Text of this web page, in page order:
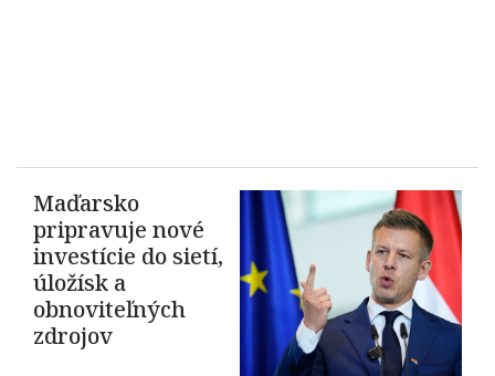
Maďarsko
pripravuje nové
investície do sietí,
úložísk a
obnoviteľných
zdrojov